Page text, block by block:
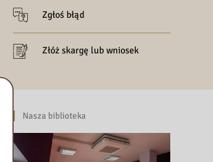
Zgłoś błąd
Złóż skargę lub wniosek
Nasza biblioteka